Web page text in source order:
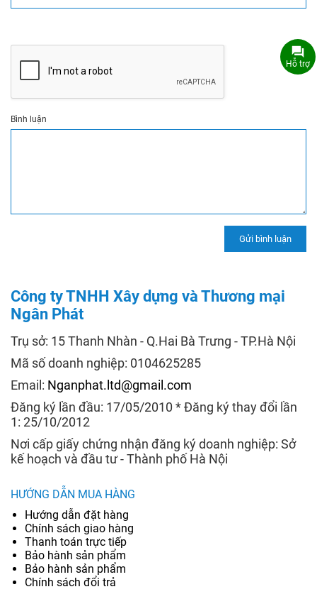
Bình luận
Công ty TNHH Xây dựng và Thương mại
Ngân Phát
Trụ sở: 15 Thanh Nhàn - Q.Hai Bà Trưng - TP.Hà Nội
Mã số doanh nghiệp: 0104625285
Email: Nganphat.ltd@gmail.com
Đăng ký lần đầu: 17/05/2010 * Đăng ký thay đổi lần
1: 25/10/2012
Nơi cấp giấy chứng nhận đăng ký doanh nghiệp: Sở
kế hoạch và đầu tư - Thành phố Hà Nội
HƯỚNG DẪN MUA HÀNG
Hướng dẫn đặt hàng
Chính sách giao hàng
Thanh toán trực tiếp
Bảo hành sản phẩm
Bảo hành sản phẩm
Chính sách đổi trả
Hỗ trợ